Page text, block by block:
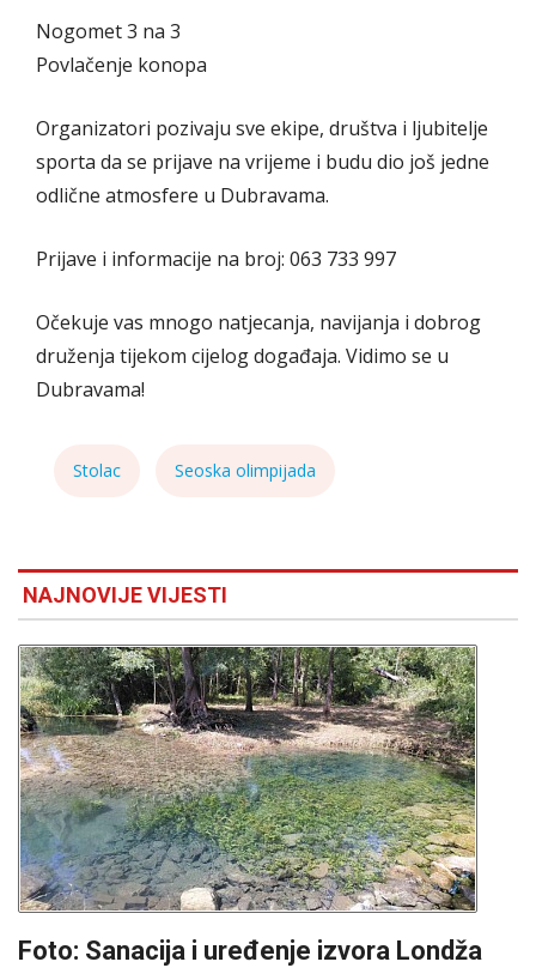
Nogomet 3 na 3
Povlačenje konopa
Organizatori pozivaju sve ekipe, društva i ljubitelje
sporta da se prijave na vrijeme i budu dio još jedne
odlične atmosfere u Dubravama.
Prijave i informacije na broj: 063 733 997
Očekuje vas mnogo natjecanja, navijanja i dobrog
druženja tijekom cijelog događaja. Vidimo se u
Dubravama!
Stolac Seoska olimpijada
NAJNOVIJE VIJESTI
Foto: Sanacija i uređenje izvora Londža